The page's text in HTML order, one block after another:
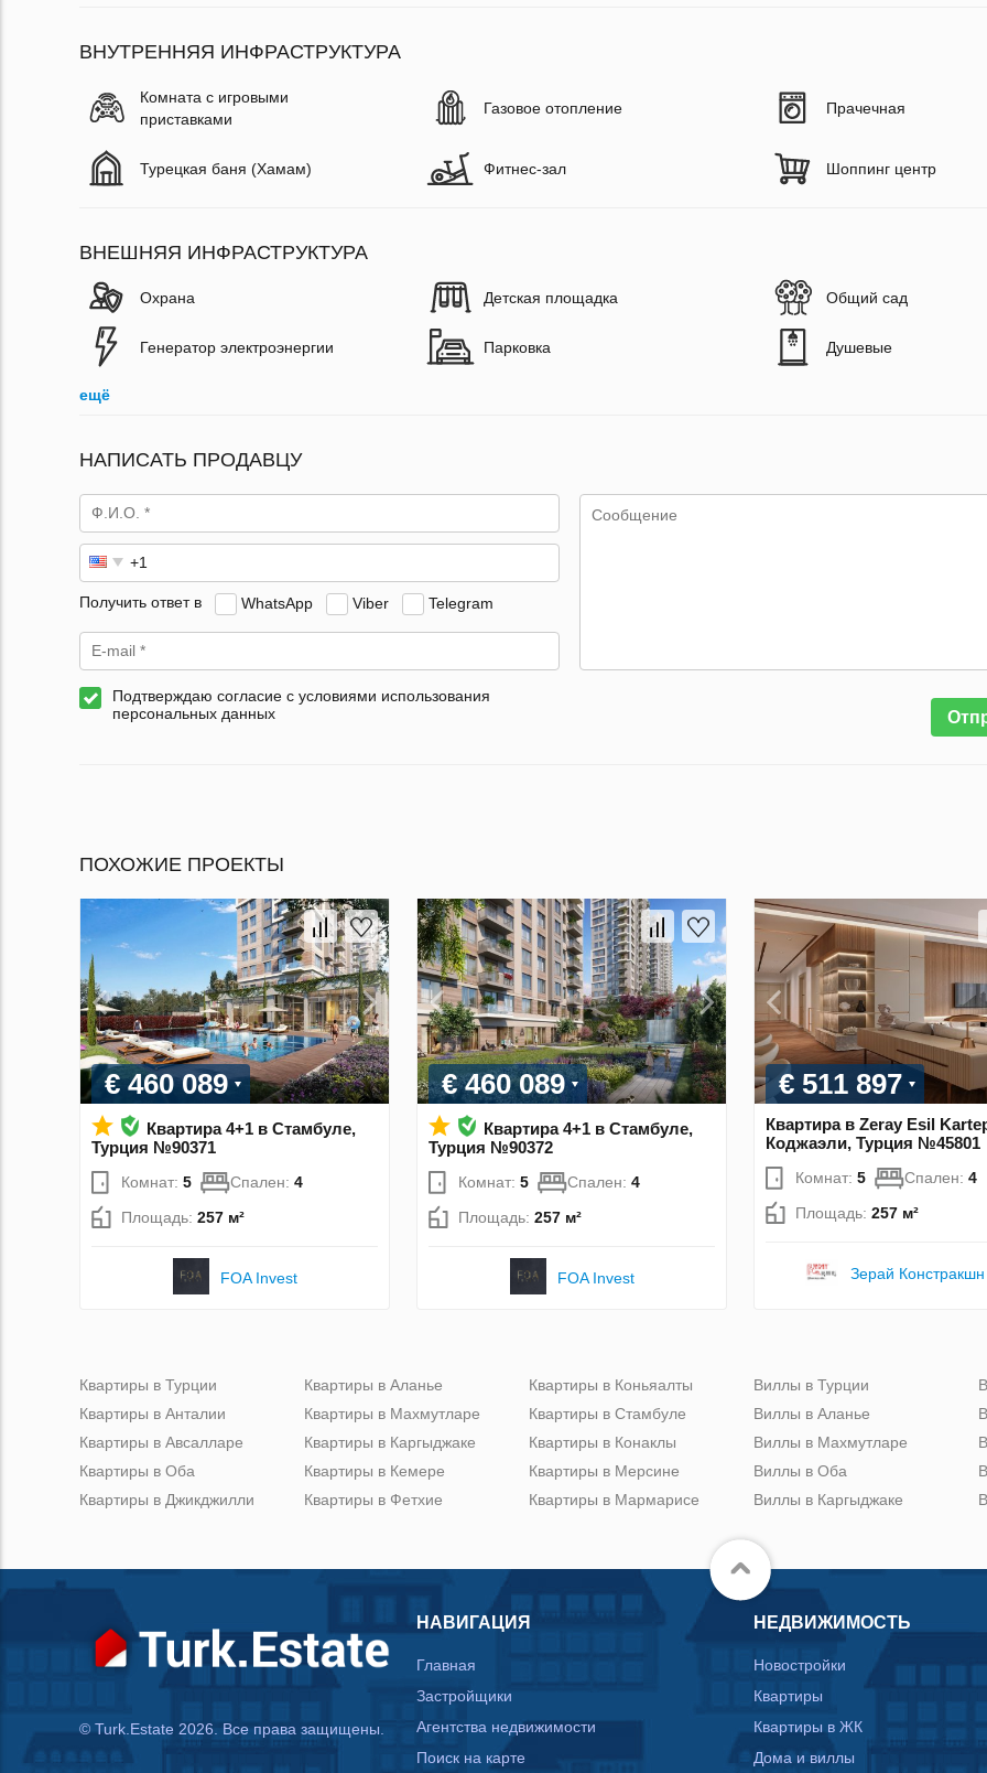
ВНУТРЕННЯЯ ИНФРАСТРУКТУРА
Комната с игровыми
приставками
Газовое отопление Прачечная
Турецкая баня (Хамам) Фитнес-зал Шоппинг центр
ВНЕШНЯЯ ИНФРАСТРУКТУРА
Охрана Детская площадка Общий сад
Генератор электроэнергии Парковка Душевые
ещё
НАПИСАТЬ ПРОДАВЦУ
Получить ответ в WhatsApp Viber Telegram
Подтверждаю согласие с условиями использования
персональных данных
ПОХОЖИЕ ПРОЕКТЫ
€ 460 089
Квартира 4+1 в Стамбуле,
Турция №90371
Комнат: 5 Спален: 4
Площадь: 257 м²
FOA Invest
€ 460 089
Квартира 4+1 в Стамбуле,
Турция №90372
Комнат: 5 Спален: 4
Площадь: 257 м²
FOA Invest
€ 511 897
Квартира в Zeray Esil
Коджаэли, Турция №45801
Комнат: 5 Спален: 4
Площадь: 257 м²
Зерай
Квартиры в Турции
Квартиры в Анталии
Квартиры в Авсалларе
Квартиры в Оба
Квартиры в Джикджилли
Квартиры в Аланье
Квартиры в Махмутларе
Квартиры в Каргыджаке
Квартиры в Кемере
Квартиры в Фетхие
Квартиры в Коньяалты
Квартиры в Стамбуле
Квартиры в Конаклы
Квартиры в Мерсине
Квартиры в Мармарисе
Виллы в Турции
Виллы в Аланье
Виллы в Махмутларе
Виллы в Оба
Виллы в Каргыджаке
© Turk.Estate 2026. Все права защищены.
НАВИГАЦИЯ
Главная
Застройщики
Агентства недвижимости
Поиск на карте
НЕДВИЖИМОСТЬ
Новостройки
Квартиры
Квартиры в ЖК
Дома и виллы